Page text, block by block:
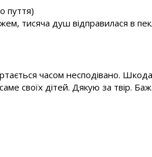
пуття)
тисяча душ відправилася в
часом несподівано.
своїх дітей. Дякую за твір.